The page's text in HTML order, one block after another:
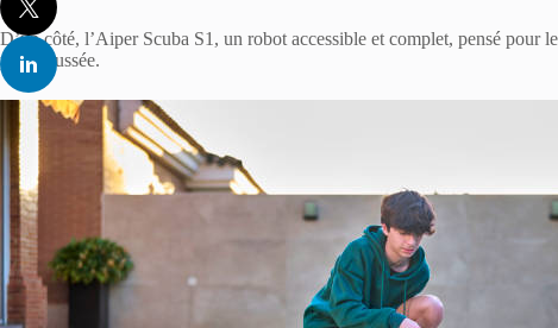
D’un côté, l’Aiper Scuba S1, un robot accessible et complet, pensé pour
plus poussée.